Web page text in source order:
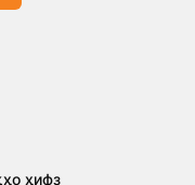
ҳифз